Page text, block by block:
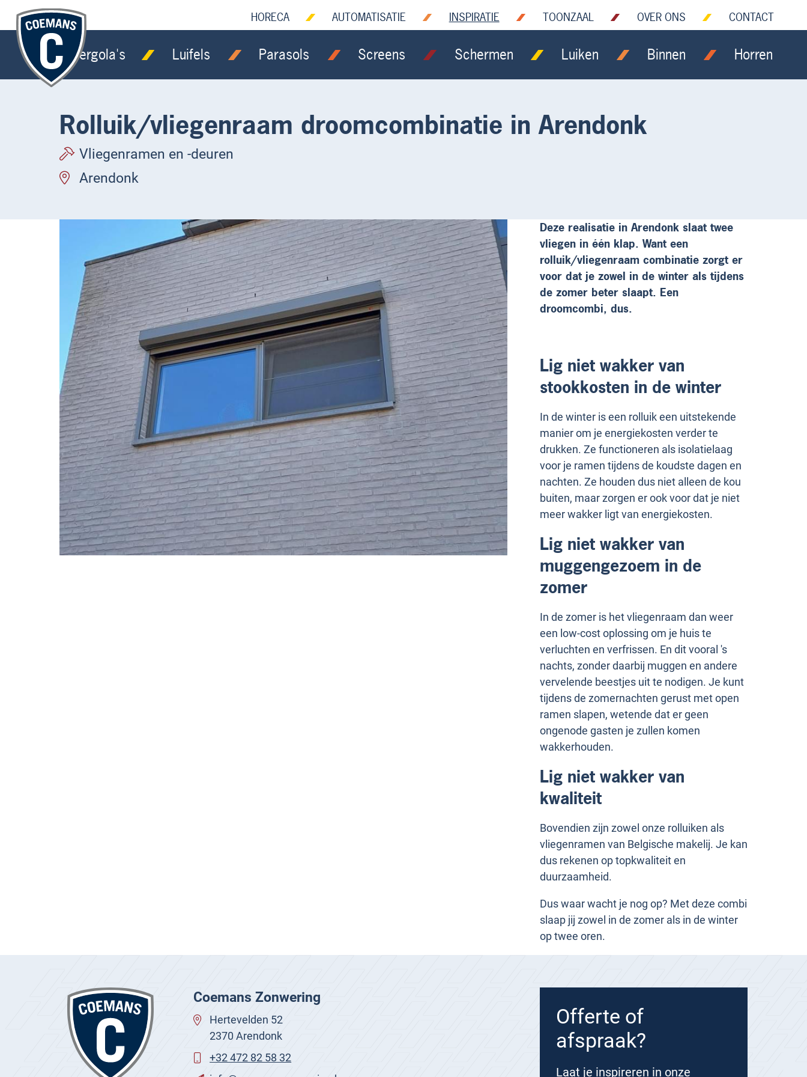
HORECA AUTOMATISATIE INSPIRATIE TOONZAAL OVER ONS CONTACT
Pergola's Luifels Parasols Screens Schermen Luiken Binnen Horren
Rolluik/vliegenraam droomcombinatie in Arendonk
Vliegenramen en -deuren
Arendonk
Deze realisatie in Arendonk slaat twee
vliegen in één klap. Want een
rolluik/vliegenraam combinatie zorgt er
voor dat je zowel in de winter als tijdens
de zomer beter slaapt. Een
droomcombi, dus.
Lig niet wakker van
stookkosten in de winter
In de winter is een rolluik een uitstekende
manier om je energiekosten verder te
drukken. Ze functioneren als isolatielaag
voor je ramen tijdens de koudste dagen en
nachten. Ze houden dus niet alleen de kou
buiten, maar zorgen er ook voor dat je niet
meer wakker ligt van energiekosten.
Lig niet wakker van
muggengezoem in de
zomer
In de zomer is het vliegenraam dan weer
een low-cost oplossing om je huis te
verluchten en verfrissen. En dit vooral 's
nachts, zonder daarbij muggen en andere
vervelende beestjes uit te nodigen. Je kunt
tijdens de zomernachten gerust met open
ramen slapen, wetende dat er geen
ongenode gasten je zullen komen
wakkerhouden.
Lig niet wakker van
kwaliteit
Bovendien zijn zowel onze rolluiken als
vliegenramen van Belgische makelij. Je kan
dus rekenen op topkwaliteit en
duurzaamheid.
Dus waar wacht je nog op? Met deze combi
slaap jij zowel in de zomer als in de winter
op twee oren.
Coemans Zonwering
Hertevelden 52
2370 Arendonk
+32 472 82 58 32
Offerte of
afspraak?
Laat je inspireren in onze